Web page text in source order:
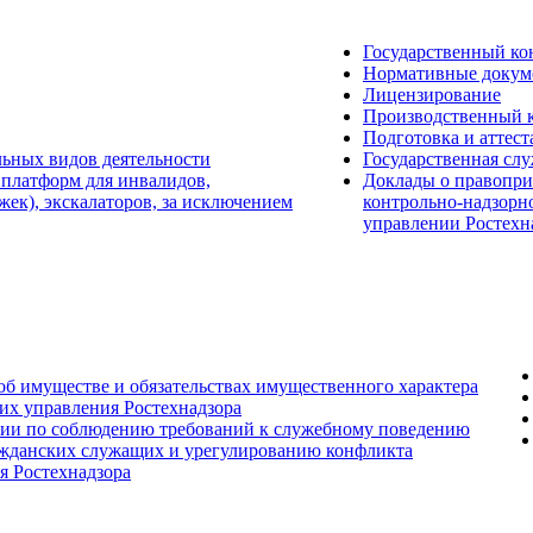
видов деятельности
для инвалидов,
экскалаторов, за исключением
Государственный
Нормативные
Лицензирование
Производственный
Подготовка и
Государственная
Доклады о
контрольно-
управлении
имуществе и обязательствах имущественного характера
управления Ростехнадзора
по соблюдению требований к служебному поведению
служащих и урегулированию конфликта
Ростехнадзора